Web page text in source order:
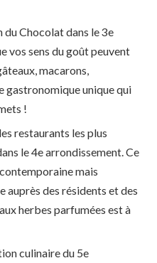
du Chocolat dans le 3e
vos sens du goût peuvent
macarons,
gastronomique unique qui
!
restaurants les plus
le 4e arrondissement. Ce
mais
auprès des résidents et des
herbes parfumées est à
culinaire du 5e